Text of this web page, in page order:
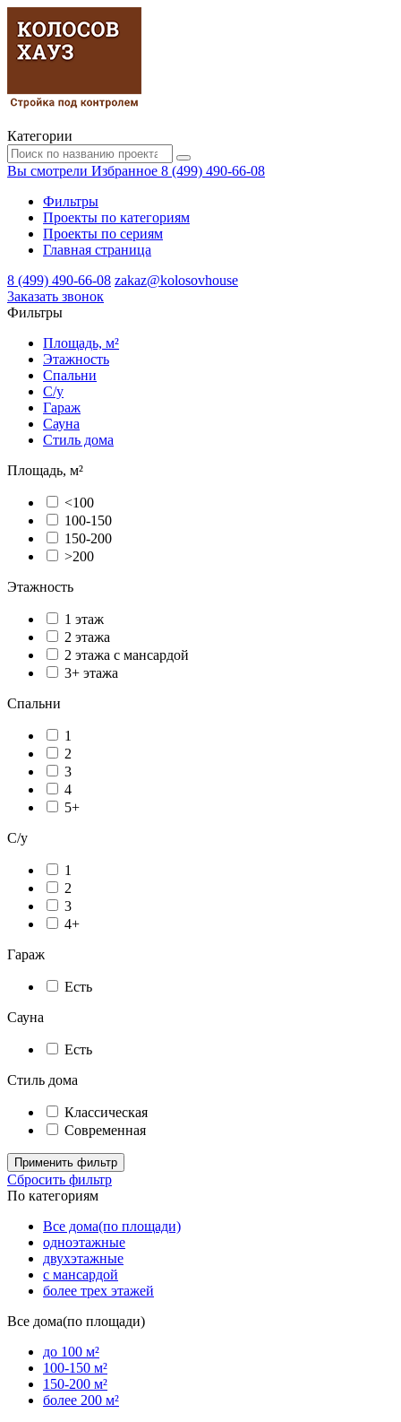
Категории
Вы смотрели Избранное 8 (499) 490-66-08
Фильтры
Проекты по категориям
Проекты по сериям
Главная страница
8 (499) 490-66-08 zakaz@kolosovhouse
3аказать звонок
Фильтры
Площадь, м²
Этажность
Спальни
С/у
Гараж
Сауна
Стиль дома
Площадь, м²
<100
100-150
150-200
>200
Этажность
1 этаж
2 этажа
2 этажа с мансардой
3+ этажа
Спальни
1
2
3
4
5+
С/у
1
2
3
4+
Гараж
Есть
Сауна
Есть
Стиль дома
Классическая
Современная
Применить фильтр
Сбросить фильтр
По категориям
Все дома(по площади)
одноэтажные
двухэтажные
с мансардой
более трех этажей
Все дома(по площади)
до 100 м²
100-150 м²
150-200 м²
более 200 м²